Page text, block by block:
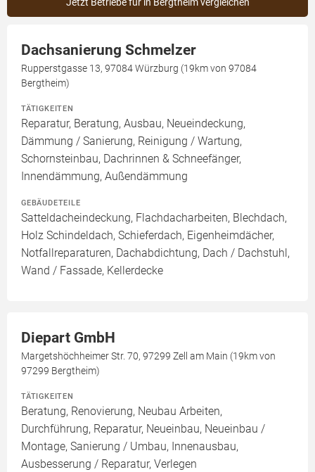
Dachsanierung Schmelzer
Rupperstgasse 13, 97084 Würzburg (19km von 97084
Bergtheim)
TÄTIGKEITEN
Reparatur, Beratung, Ausbau, Neueindeckung,
Dämmung / Sanierung, Reinigung / Wartung,
Schornsteinbau, Dachrinnen & Schneefänger,
Innendämmung, Außendämmung
GEBÄUDETEILE
Satteldacheindeckung, Flachdacharbeiten, Blechdach,
Holz Schindeldach, Schieferdach, Eigenheimdächer,
Notfallreparaturen, Dachabdichtung, Dach / Dachstuhl,
Wand / Fassade, Kellerdecke
Diepart GmbH
Margetshöchheimer Str. 70, 97299 Zell am Main (19km von
97299 Bergtheim)
TÄTIGKEITEN
Beratung, Renovierung, Neubau Arbeiten,
Durchführung, Reparatur, Neueinbau, Neueinbau /
Montage, Sanierung / Umbau, Innenausbau,
Ausbesserung / Reparatur, Verlegen